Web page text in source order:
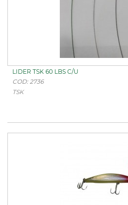
LIDER TSK 60 LBS C/U
COD: 2736
TSK